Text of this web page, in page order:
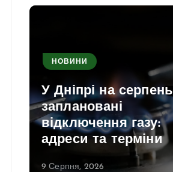
НОВИНИ
У Дніпрі на серпень
заплановані
відключення газу:
адреси та терміни
9 Серпня, 2026